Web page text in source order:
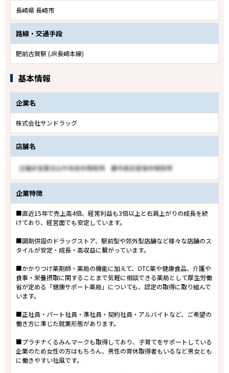
長崎県 長崎市
路線・交通手段
肥前古賀駅 (JR長崎本線)
基本情報
企業名
株式会社サンドラッグ
店舗名
企業特徴
■直近15年で売上高4倍、経常利益も3倍以上と右肩上がりの成長を続
けており、経営面でも安定しています。
■調剤併設のドラッグストア、駅前型や郊外型店舗など様々な店舗のス
タイルが安定・成長・高収益に繋がっています。
■かかりつけ薬剤師・薬局の機能に加えて、OTC薬や健康食品、介護や
食事・栄養摂取に関することまで気軽に相談できる薬局として厚生労働
省が定める「健康サポート薬局」についても、認定の取得に取り組んで
います。
■正社員・パート社員・準社員・契約社員・アルバイトなど、ご希望の
働き方に準じた就業形態があります。
■プラチナくるみんマークも取得しており、子育てをサポートしている
企業のため女性の方はもちろん、男性の育休取得者もいるなど男女とも
に働きやすい社風です。